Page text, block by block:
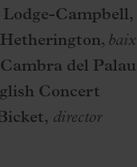
Campbell,
, baix
del Palau
Concert
director